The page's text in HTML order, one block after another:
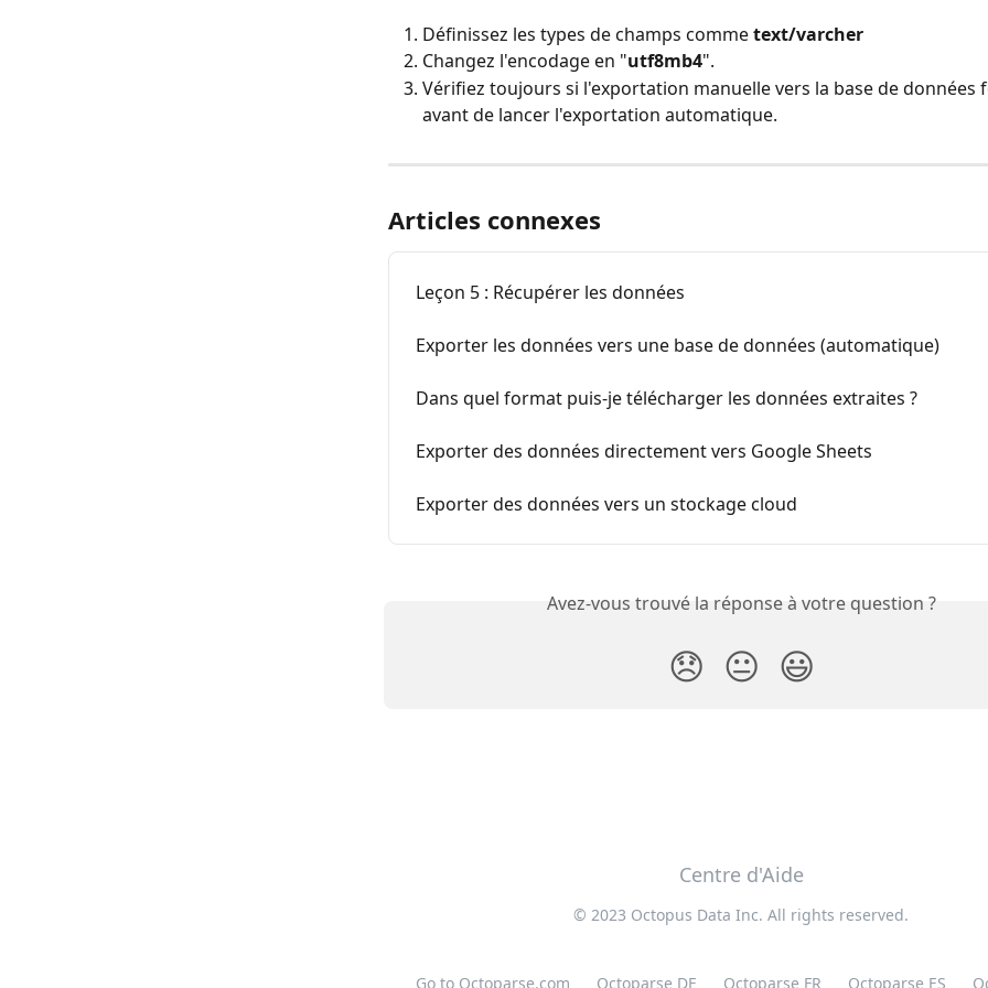
Définissez les types de champs comme text/varcher
Changez l'encodage en "utf8mb4".
Vérifiez toujours si l'exportation manuelle vers la base de données
avant de lancer l'exportation automatique.
Articles connexes
Leçon 5 : Récupérer les données
Exporter les données vers une base de données (automatique)
Dans quel format puis-je télécharger les données extraites ?
Exporter des données directement vers Google Sheets
Exporter des données vers un stockage cloud
Avez-vous trouvé la réponse à votre question ?
😞 😐 😃
Centre d'Aide
© 2023 Octopus Data Inc. All rights reserved.
Go to Octoparse.com Octoparse DE Octoparse FR Octoparse ES